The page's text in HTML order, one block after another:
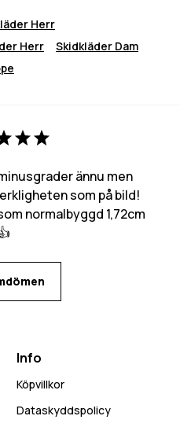
Herr
Herr
Skidkläder Dam
ännu men
som på bild!
normalbyggd 1,72cm
Info
Köpvillkor
Dataskyddspolicy